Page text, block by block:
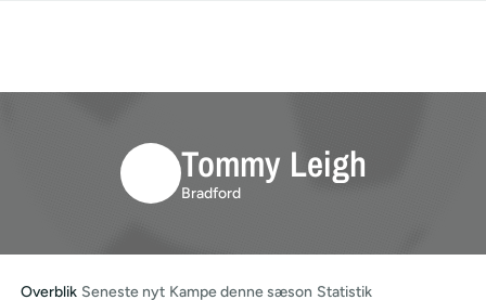
Tommy Leigh
Bradford
Overblik Seneste nyt Kampe denne sæson Statistik